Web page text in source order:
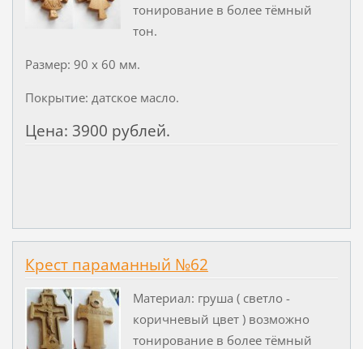
тонирование в более тёмный
тон.
Размер: 90 х 60 мм.
Покрытие: датское масло.
Цена: 3900 рублей.
Крест параманный №62
Материал: груша ( светло -
коричневый цвет ) возможно
тонирование в более тёмный